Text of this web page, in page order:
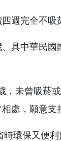
四週完全不吸
具中華民
，未曾吸菸
處，願意支
時環保又便利)